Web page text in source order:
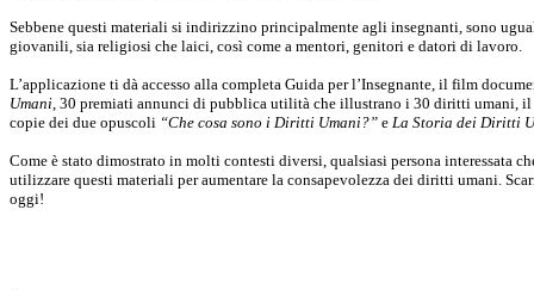
Sebbene questi materiali si indirizzino principalmente agli insegnanti, sono
giovanili, sia religiosi che laici, così come a mentori, genitori e datori di lavoro.
L’applicazione ti dà accesso alla completa Guida per l’Insegnante, il film
Umani, 30 premiati annunci di pubblica utilità che illustrano i 30 diritti umani, il
copie dei due opuscoli “Che cosa sono i Diritti Umani?” e La Storia dei Diritti
Come è stato dimostrato in molti contesti diversi, qualsiasi persona interessata
utilizzare questi materiali per aumentare la consapevolezza dei diritti umani.
oggi!